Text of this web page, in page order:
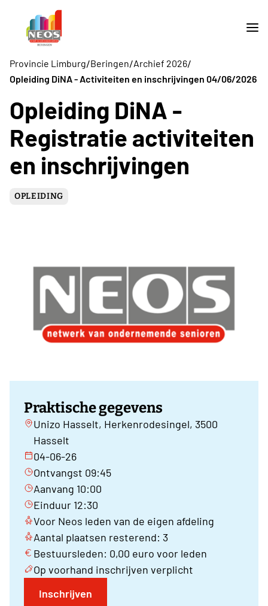
Provincie Limburg/Beringen/Archief 2026/
Opleiding DiNA - Activiteiten en inschrijvingen 04/06/2026
Opleiding DiNA -
Registratie activiteiten
en inschrijvingen
OPLEIDING
Praktische gegevens
Unizo Hasselt, Herkenrodesingel, 3500
Hasselt
04-06-26
Ontvangst 09:45
Aanvang 10:00
Einduur 12:30
Voor Neos leden van de eigen afdeling
Aantal plaatsen resterend: 3
Bestuursleden: 0,00 euro voor leden
Op voorhand inschrijven verplicht
Inschrijven